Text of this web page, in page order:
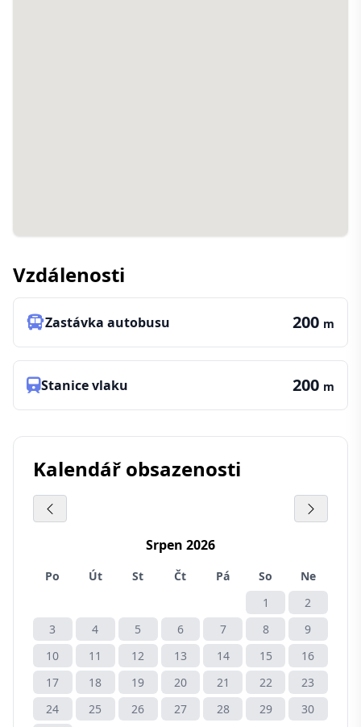
Vzdálenosti
Zastávka autobusu 200 m
Stanice vlaku 200 m
Kalendář obsazenosti
Srpen 2026
Po Út St Čt Pá So
Ne
1
2
3
4 5 6 7 8
9
10
11 12 13 14 15
16
17
18 19 20 21 22
23
24
25 26 27 28 29
30